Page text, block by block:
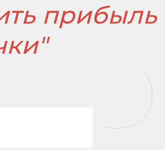
прибыль